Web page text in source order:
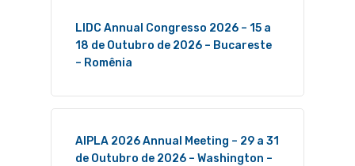
LIDC Annual Congresso 2026 – 15 a
18 de Outubro de 2026 – Bucareste
– Romênia
AIPLA 2026 Annual Meeting – 29 a 31
de Outubro de 2026 – Washington –